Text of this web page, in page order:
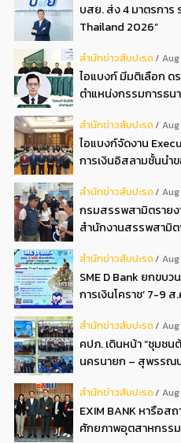
บสย. ส่ง 4 มาตรการ
Thailand 2026”
สํานักข่าวสับปะรด
ไอแบงก์ มีมติเลือก ด
ตำแหน่งกรรมการธน
สํานักข่าวสับปะรด
ไอแบงก์จัดงาน
การเงินอิสลามชั้นนำ
อิสลามแห่งอนาคต
สํานักข่าวสับปะรด
กรมสรรพสามิตรายง
สำนักงานสรรพสามิ
สํานักข่าวสับปะรด
SME D Bank ยกขบ
การเงินโคราช’ 7-9
สํานักข่าวสับปะรด
คปภ. เดินหน้า “ชุมช
นครนายก – สุพรรณ
สํานักข่าวสับปะรด
EXIM BANK หารือส
ศักยภาพอุตสาหกรรม